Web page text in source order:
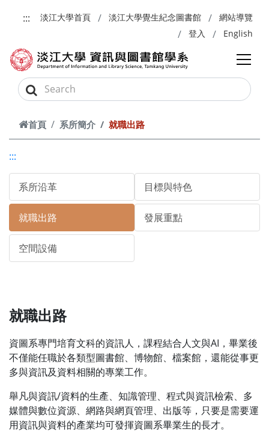
:::
淡江大學首頁 淡江大學覺生紀念圖書館
網站導覽
登入
English
首頁 系所簡介 就職出路
:::
系所沿革 目標與特色
就職出路 發展重點
空間設備
就職出路
資圖系專門培育文科的資訊人，課程結合人文與AI，畢業後
不僅能任職於各類型圖書館、博物館、檔案館，還能從事更
多與資訊及資料相關的專業工作。
舉凡與資訊/資料的生產、知識管理、程式與資訊檢索、多
媒體與數位資源、網路與網頁管理、出版等，只要是需要運
用資訊與資料的產業均可發揮資圖系畢業生的長才。